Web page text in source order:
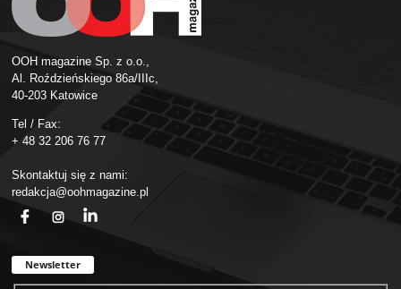
OOH magazine Sp. z o.o.,
Al. Roździeńskiego 86a/IIIc,
40-203 Katowice
Tel / Fax:
+ 48 32 206 76 77
Skontaktuj się z nami:
redakcja@oohmagazine.pl
Newsletter